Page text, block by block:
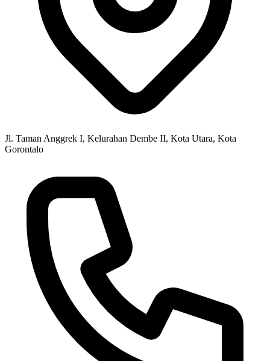
Jl. Taman Anggrek I, Kelurahan Dembe II, Kota Utara, Kota
Gorontalo